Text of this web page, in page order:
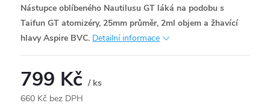
Nástupce oblíbeného Nautilusu GT láká na podobu s
Taifun GT atomizéry, 25mm průměr, 2ml objem a žhavící
hlavy Aspire BVC. Detailní informace
799 Kč/ ks
660 Kč bez DPH